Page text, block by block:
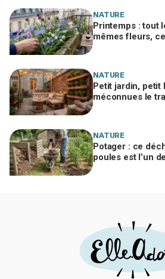
NATURE
Printemps : tout
mêmes fleurs,
NATURE
Petit jardin, petit
méconnues le
NATURE
Potager : ce
poules est l’un